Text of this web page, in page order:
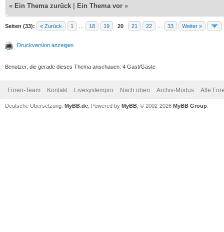
« Ein Thema zurück Ein Thema vor »
Seiten (33): « Zurück 1 18 19 20 21 22 33 Weiter »
Druckversion anzeigen
Benutzer, die gerade dieses Thema anschauen: 4 Gast/Gäste
Foren-Team Kontakt Livesystempro Nach oben Archiv-Modus Alle
Deutsche Übersetzung: MyBB.de , Powered by MyBB , © 2002-2026 MyBB Group